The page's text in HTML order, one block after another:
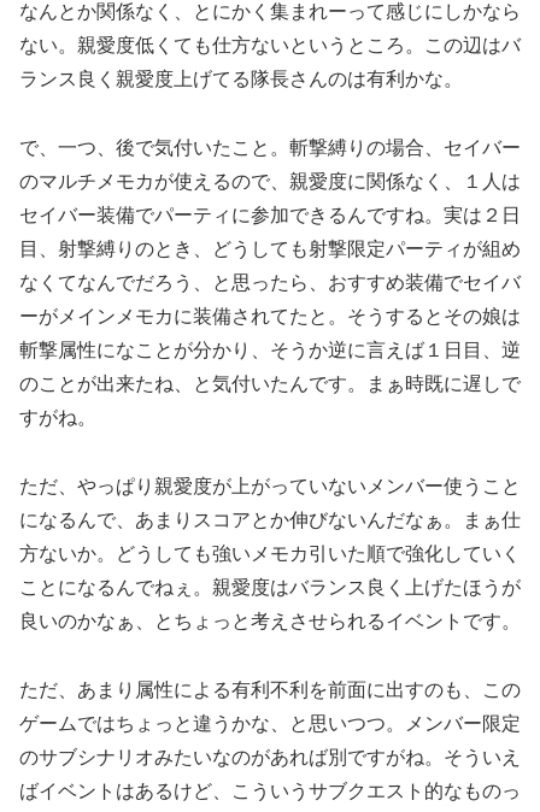
なんとか関係なく、とにかく集まれーって感じにしかなら
ない。親愛度低くても仕方ないというところ。この辺はバ
ランス良く親愛度上げてる隊長さんのは有利かな。
で、一つ、後で気付いたこと。斬撃縛りの場合、セイバー
のマルチメモカが使えるので、親愛度に関係なく、１人は
セイバー装備でパーティに参加できるんですね。実は２日
目、射撃縛りのとき、どうしても射撃限定パーティが組め
なくてなんでだろう、と思ったら、おすすめ装備でセイバ
ーがメインメモカに装備されてたと。そうするとその娘は
斬撃属性になことが分かり、そうか逆に言えば１日目、逆
のことが出来たね、と気付いたんです。まぁ時既に遅しで
すがね。
ただ、やっぱり親愛度が上がっていないメンバー使うこと
になるんで、あまりスコアとか伸びないんだなぁ。まぁ仕
方ないか。どうしても強いメモカ引いた順で強化していく
ことになるんでねぇ。親愛度はバランス良く上げたほうが
良いのかなぁ、とちょっと考えさせられるイベントです。
ただ、あまり属性による有利不利を前面に出すのも、この
ゲームではちょっと違うかな、と思いつつ。メンバー限定
のサブシナリオみたいなのがあれば別ですがね。そういえ
ばイベントはあるけど、こういうサブクエスト的なものっ